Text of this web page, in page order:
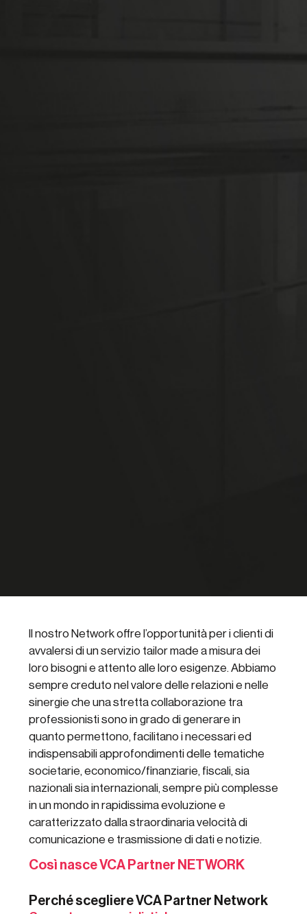
Il nostro Network offre l’opportunità per i clienti di
avvalersi di un servizio tailor made a misura dei
loro bisogni e attento alle loro esigenze. Abbiamo
sempre creduto nel valore delle relazioni e nelle
sinergie che una stretta collaborazione tra
professionisti sono in grado di generare in
quanto permettono, facilitano i necessari ed
indispensabili approfondimenti delle tematiche
societarie, economico/finanziarie, fiscali, sia
nazionali sia internazionali, sempre più complesse
in un mondo in rapidissima evoluzione e
caratterizzato dalla straordinaria velocità di
comunicazione e trasmissione di dati e notizie.
Così nasce VCA Partner NETWORK
Perché scegliere VCA Partner Network